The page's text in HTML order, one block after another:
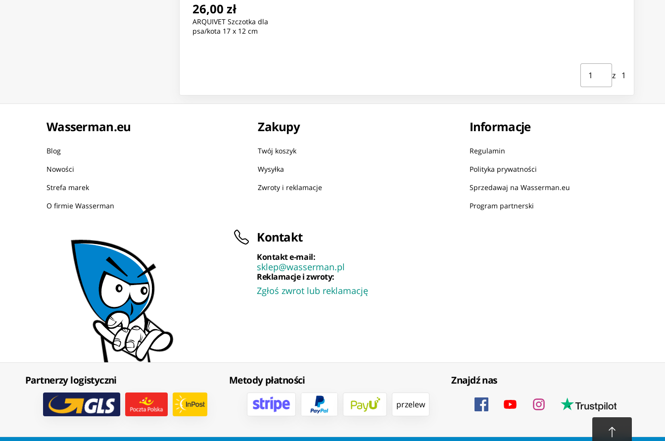
26,00 zł
ARQUIVET Szczotka dla
psa/kota 17 x 12 cm
Strona ⁨1⁩ z ⁨1⁩
z ⁨1⁩
Przejdź do strony
Wasserman.eu
Blog
Nowości
Strefa marek
O firmie Wasserman
Zakupy
Twój koszyk
Wysyłka
Zwroty i reklamacje
Informacje
Regulamin
Polityka prywatności
Sprzedawaj na Wasserman.eu
Program partnerski
Kontakt
Kontakt e-mail:
sklep@wasserman.pl
Reklamacje i zwroty:
Zgłoś zwrot lub reklamację
Partnerzy logistyczni Metody płatności
przelew
Znajdź nas